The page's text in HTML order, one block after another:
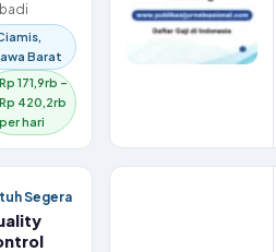
Barat
Rp 171,9rb –
Rp 420,2rb
per hari
Segera